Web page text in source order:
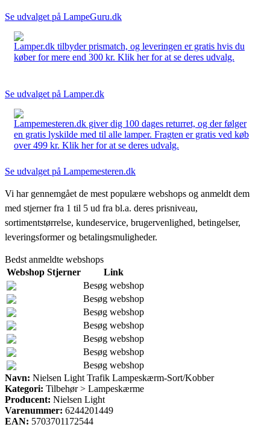
Se udvalget på LampeGuru.dk
Lamper.dk tilbyder prismatch, og leveringen er gratis hvis du
køber for mere end 300 kr. Klik her for at se deres udvalg.
Se udvalget på Lamper.dk
Lampemesteren.dk giver dig 100 dages returret, og der følger
en gratis lyskilde med til alle lamper. Fragten er gratis ved køb
over 499 kr. Klik her for at se deres udvalg.
Se udvalget på Lampemesteren.dk
Vi har gennemgået de mest populære webshops og anmeldt dem
med stjerner fra 1 til 5 ud fra bl.a. deres prisniveau,
sortimentstørrelse, kundeservice, brugervenlighed, betingelser,
leveringsformer og betalingsmuligheder.
Bedst anmeldte webshops
Webshop Stjerner
Link
Besøg webshop
Besøg webshop
Besøg webshop
Besøg webshop
Besøg webshop
Besøg webshop
Besøg webshop
Navn: Nielsen Light Trafik Lampeskærm-Sort/Kobber
Kategori: Tilbehør > Lampeskærme
Producent: Nielsen Light
Varenummer: 6244201449
EAN: 5703701172544